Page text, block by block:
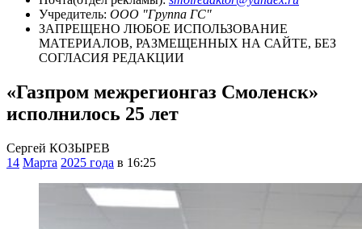
Учредитель: ООО "Группа ГС"
ЗАПРЕЩЕНО ЛЮБОЕ ИСПОЛЬЗОВАНИЕ
МАТЕРИАЛОВ, РАЗМЕЩЕННЫХ НА САЙТЕ, БЕЗ
СОГЛАСИЯ РЕДАКЦИИ
«Газпром межрегионгаз Смоленск»
исполнилось 25 лет
Сергей КОЗЫРЕВ
14 Марта 2025 года в 16:25